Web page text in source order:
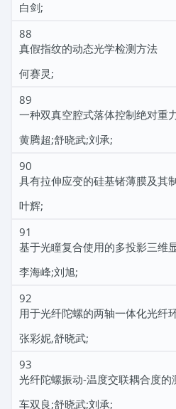
白剑;
88
真假指纹的动态光学检测方法
何赛灵;
89
一种双真空腔式落体控制绝对重
黄腾超;舒晓武;刘承;
90
具有拉伸应变的硅基锗薄膜及其
叶辉;
91
基于光瞳复合使用的多投影三维
李海峰;刘旭;
92
用于光纤陀螺的两轴一体化光纤
张彩妮,舒晓武;
93
光纤陀螺振动-温度交联耦合度的
车双良;舒晓武;刘承;